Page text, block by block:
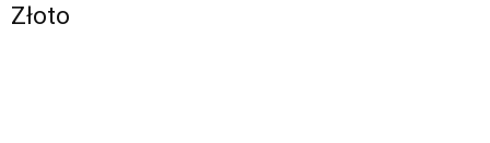
Złoto